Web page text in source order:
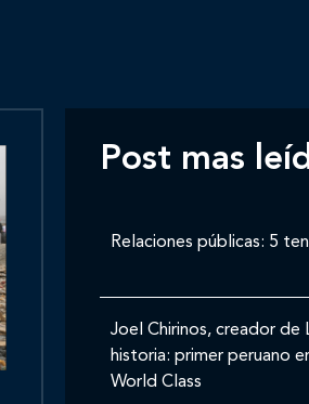
Post mas
Relaciones públicas: 5
Joel Chirinos, creador de
historia: primer peruano
World Class